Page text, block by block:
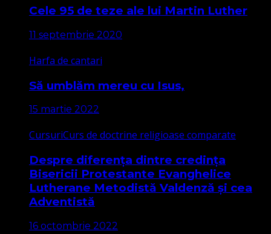
Cele 95 de teze ale lui Martin Luther
11 septembrie 2020
Harfa de cantari
Să umblăm mereu cu Isus,
15 martie 2022
CursuriCurs de doctrine religioase comparate
Despre diferența dintre credința
Bisericii Protestante Evanghelice
Lutherane Metodistă Valdenză și cea
Adventistă
16 octombrie 2022